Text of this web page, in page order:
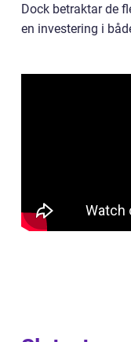
Dock betraktar de
en investering i